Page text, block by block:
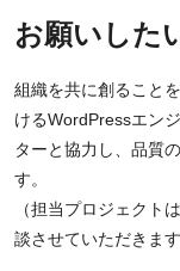
お願いした
組織を共に創ること
けるWordPressエン
ターと協力し、品質
す。
（担当プロジェクト
談させていただきます